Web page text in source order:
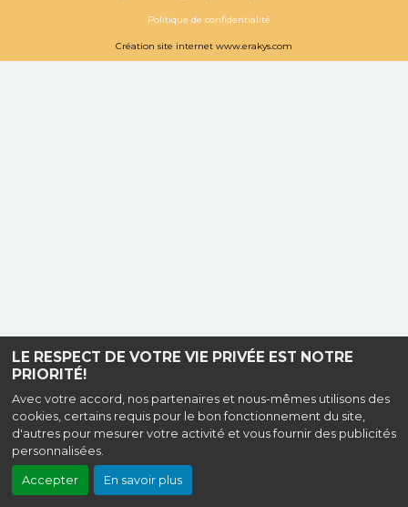
LE RESPECT DE VOTRE VIE PRIVÉE EST NOTRE
PRIORITÉ!
Avec votre accord, nos partenaires et nous-mêmes utilisons des
cookies, certains requis pour le bon fonctionnement du site,
d'autres pour mesurer votre activité et vous fournir des publicités
personnalisées.
Accepter En savoir plus
Politique de confidentialité
Création site internet www.erakys.com